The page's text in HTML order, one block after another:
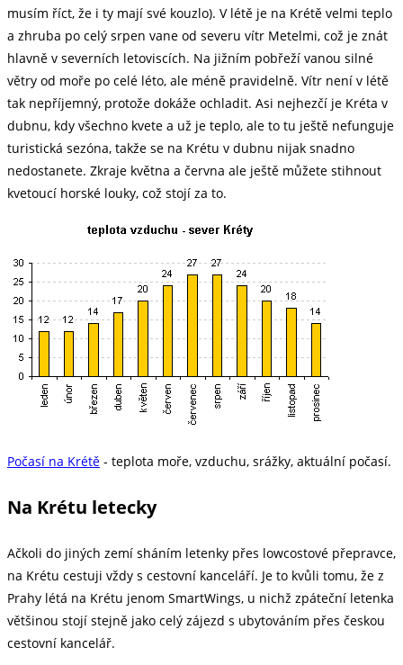
musím říct, že i ty mají své kouzlo). V létě je na Krétě velmi teplo
a zhruba po celý srpen vane od severu vítr Metelmi, což je znát
hlavně v severních letoviscích. Na jižním pobřeží vanou silné
větry od moře po celé léto, ale méně pravidelně. Vítr není v létě
tak nepříjemný, protože dokáže ochladit. Asi nejhezčí je Kréta v
dubnu, kdy všechno kvete a už je teplo, ale to tu ještě nefunguje
turistická sezóna, takže se na Krétu v dubnu nijak snadno
nedostanete. Zkraje května a června ale ještě můžete stihnout
kvetoucí horské louky, což stojí za to.
Počasí na Krétě - teplota moře, vzduchu, srážky, aktuální počasí.
Na Krétu letecky
Ačkoli do jiných zemí sháním letenky přes lowcostové přepravce,
na Krétu cestuji vždy s cestovní kanceláří. Je to kvůli tomu, že z
Prahy létá na Krétu jenom SmartWings, u nichž zpáteční letenka
většinou stojí stejně jako celý zájezd s ubytováním přes českou
cestovní kancelář.